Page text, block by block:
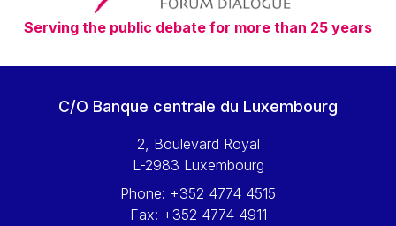
Vítor Manuel da Silva Caldeira
Viviane Reding
Walter Hagg
Wolfgang Ketterle
Yossi Beillin
Serving the public debate for more than 25 years
C/O Banque centrale du Luxembourg
2, Boulevard Royal
L-2983 Luxembourg
Phone: +352 4774 4515
Fax: +352 4774 4911